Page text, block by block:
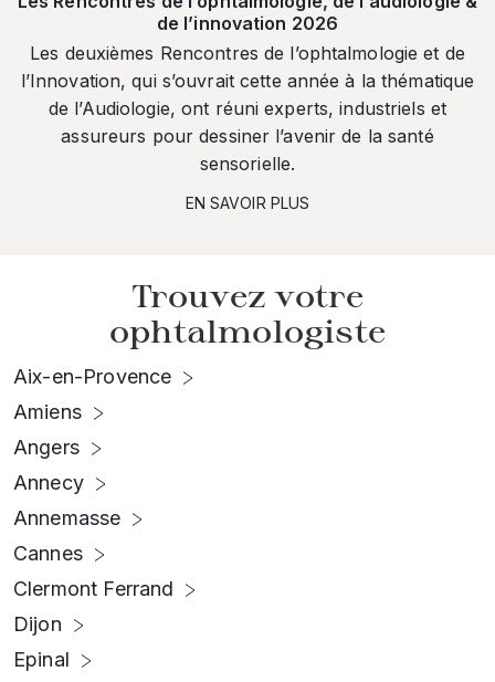
de l’innovation 2026
Les deuxièmes Rencontres de l’ophtalmologie et de
l’Innovation, qui s’ouvrait cette année à la thématique
de l’Audiologie, ont réuni experts, industriels et
assureurs pour dessiner l’avenir de la santé
sensorielle.
EN SAVOIR PLUS
Trouvez votre
ophtalmologiste
Aix-en-Provence
Amiens
Angers
Annecy
Annemasse
Cannes
Clermont Ferrand
Dijon
Epinal